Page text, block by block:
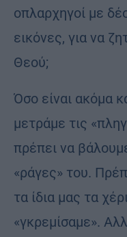
οπλαρχηγοί με
εικόνες, για να
Θεού;
Όσο είναι ακόμα
μετράμε τις
πρέπει να
«ράγες» του.
τα ίδια μας τα
«γκρεμίσαμε».